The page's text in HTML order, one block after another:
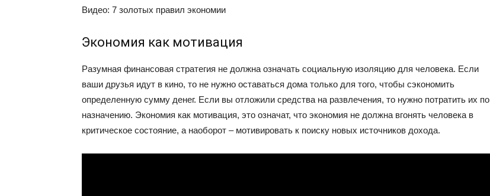
Видео: 7 золотых правил экономии
Экономия как мотивация
Разумная финансовая стратегия не должна означать социальную изоляцию для человека. Если
ваши друзья идут в кино, то не нужно оставаться дома только для того, чтобы сэкономить
определенную сумму денег. Если вы отложили средства на развлечения, то нужно потратить их по
назначению. Экономия как мотивация, это означат, что экономия не должна вгонять человека в
критическое состояние, а наоборот – мотивировать к поиску новых источников дохода.